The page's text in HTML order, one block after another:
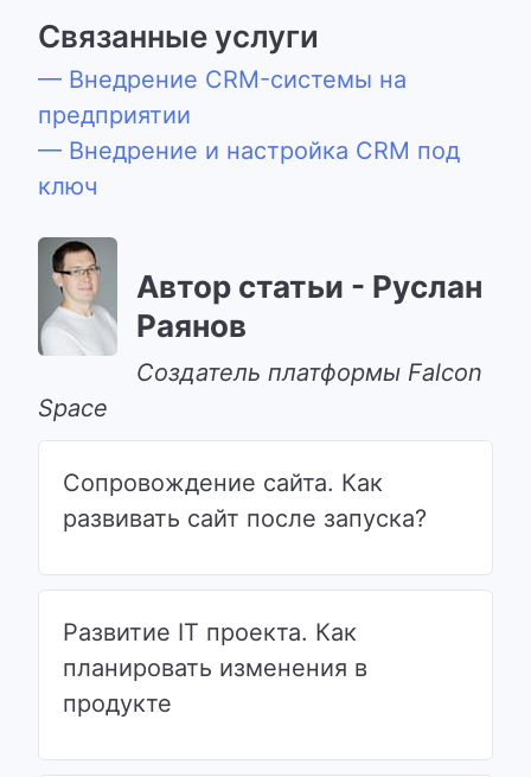
Связанные услуги
— Внедрение CRM-системы на
предприятии
— Внедрение и настройка CRM под
ключ
Автор статьи - Руслан
Раянов
Cоздатель платформы Falcon
Space
Сопровождение сайта. Как
развивать сайт после запуска?
Развитие IT проекта. Как
планировать изменения в
продукте